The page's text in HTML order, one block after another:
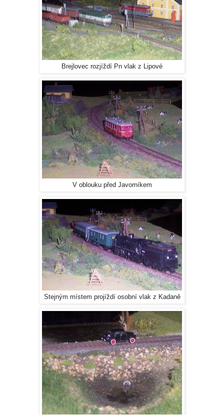
Brejlovec rozjíždí Pn vlak z Lipové
V oblouku před Javorníkem
Stejným místem projíždí osobní vlak z Kadaně